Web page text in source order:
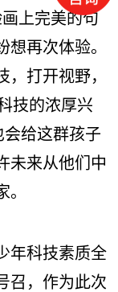
上完美的句
再次体验。
打开视野，
技的浓厚兴
给这群孩子
未来从他们中
科技素质全
召，作为此次